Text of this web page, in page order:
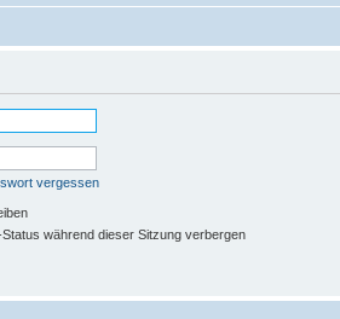
vergessen
Status während dieser Sitzung verbergen